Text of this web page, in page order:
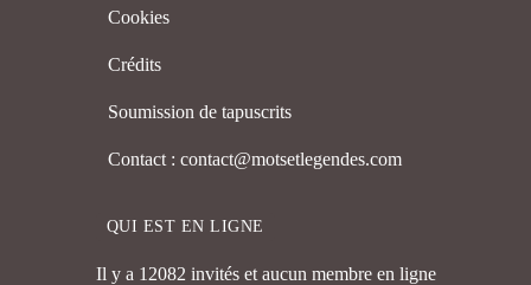
Cookies
Crédits
Soumission de tapuscrits
Contact : contact@motsetlegendes.com
QUI EST EN LIGNE
Il y a 12082 invités et aucun membre en ligne